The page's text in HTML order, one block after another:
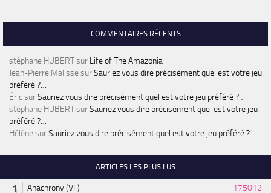
COMMENTAIRES RÉCENTS
stéphane HUBERTsur Life of The Amazonia
Jean-Pierre MalissesurSauriez vous dire précisément quel est votre jeu
préféré ?…
ÉricsurSauriez vous dire précisément quel est votre jeu préféré ?…
stéphane HUBERTsurSauriez vous dire précisément quel est votre jeu
préféré ?…
HélènesurSauriez vous dire précisément quel est votre jeu préféré ?…
ARTICLES LES PLUS LUS
Anachrony (VF)
175012